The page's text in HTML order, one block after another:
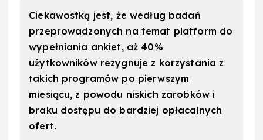
Ciekawostką jest, że według badań
przeprowadzonych na temat platform do
wypełniania ankiet, aż 40%
użytkowników rezygnuje z korzystania z
takich programów po pierwszym
miesiącu, z powodu niskich zarobków i
braku dostępu do bardziej opłacalnych
ofert.